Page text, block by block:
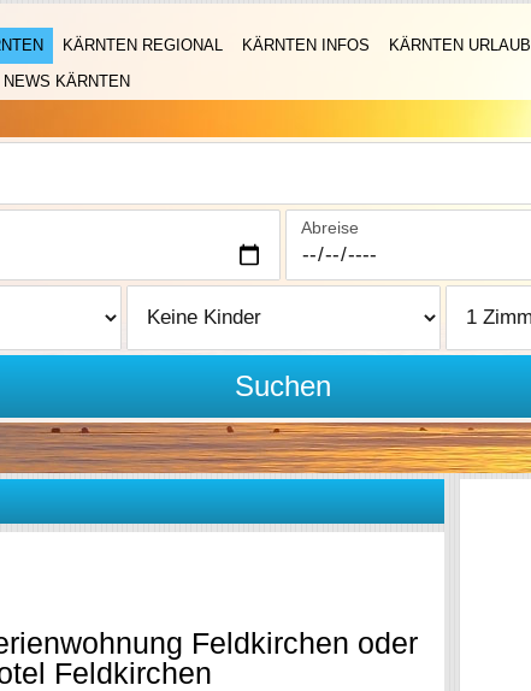
KÄRNTEN REGIONAL KÄRNTEN INFOS
KÄRNTEN URLAUB
NEWS KÄRNTEN
Abreise
Suchen
Feldkirchen oder
Feldkirchen